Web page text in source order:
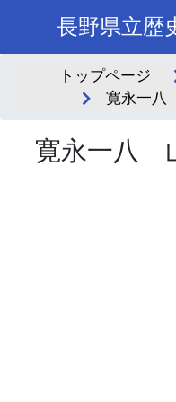
長野県立歴
トップページ
寛永一八
寛永一八